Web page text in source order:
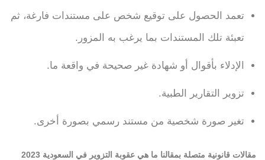
تعمد الحصول على توقيع شخص على مستندات فارغة، ثم
تعبئة تلك المستندات بما يرغب به المزور.
الإدلاء بأقوال أو شهادة غير صحيحة في واقعة ما.
تزوير التقارير الطبية.
تغير صورة شخصية من مستند رسمي بصورة أخرى.
مقالات قانونية متصلة بمقالنا ما هي عقوبة التزوير في السعودية 2023